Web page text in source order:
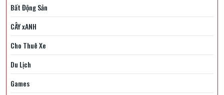
Bất Động Sản
CÂY xANH
Cho Thuê Xe
Du Lịch
Games